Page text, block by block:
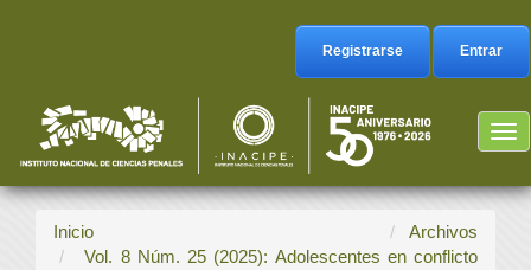
Barra
lateral
Registrarse Entrar
Inicio
Archivos
Vol. 8 Núm. 25 (2025): Adolescentes en conflicto